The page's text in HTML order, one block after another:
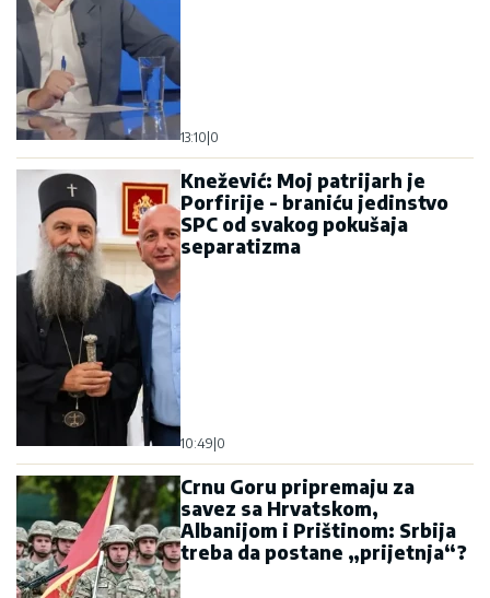
13:10 0
Knežević: Moj patrijarh je
Porfirije - braniću jedinstvo
SPC od svakog pokušaja
separatizma
10:49 0
Crnu Goru pripremaju za
savez sa Hrvatskom,
Albanijom i Prištinom: Srbija
treba da postane „prijetnja“?